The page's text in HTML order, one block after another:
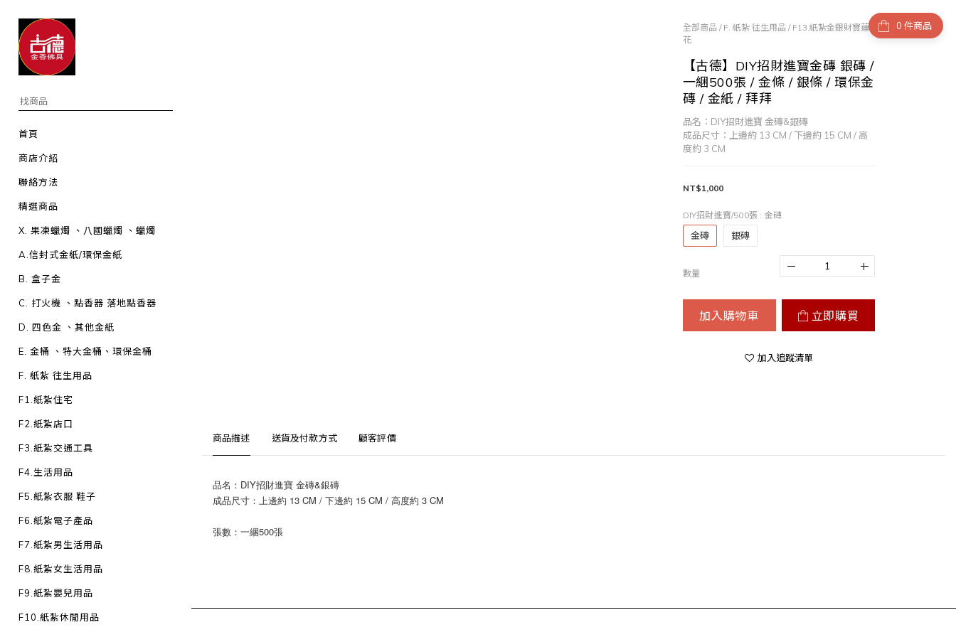
首頁
商店介紹
聯絡方法
精選商品
X. 果凍蠟燭 、八國蠟燭 、蠟燭
A.信封式金紙/環保金紙
B. 盒子金
C. 打火機 、點香器 落地點香器
D. 四色金 、其他金紙
E. 金桶 、特大金桶、環保金桶
F. 紙紮 往生用品
F1.紙紮住宅
F2.紙紮店口
F3.紙紮交通工具
F4.生活用品
F5.紙紮衣服 鞋子
F6.紙紮電子產品
F7.紙紮男生活用品
F8.紙紮女生活用品
F9.紙紮嬰兒用品
F10.紙紮休閒用品
件商品
全部商品 / F. 紙紮 往生用品 / F13.紙紮金銀財寶蓮
花
【古德】DIY招財進寶金磚 銀磚 /
一綑500張 / 金條 / 銀條 / 環保金
磚 / 金紙 / 拜拜
品名：DIY招財進寶 金磚&銀磚
成品尺寸：上邊約 13 CM / 下邊約 15 CM / 高
度約 3 CM
NT$1,000
DIY招財進寶/500張 : 金磚
金磚 銀磚
數量
加入購物車 立即購買
加入追蹤清單
商品描述 送貨及付款方式 顧客評價
品名：DIY招財進寶 金磚&銀磚
成品尺寸：上邊約 13 CM / 下邊約 15 CM / 高度約 3 CM
張數：一綑500張